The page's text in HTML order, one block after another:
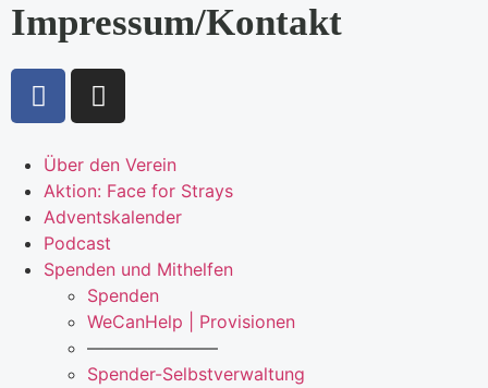
Impressum/Kontakt
Über den Verein
Aktion: Face for Strays
Adventskalender
Podcast
Spenden und Mithelfen
Spenden
WeCanHelp | Provisionen
–––––––––––––––
Spender-Selbstverwaltung